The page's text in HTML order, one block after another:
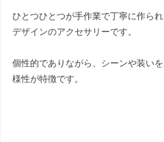
ひとつひとつが手作業で丁寧に作ら
デザインのアクセサリーです。
個性的でありながら、シーンや装い
様性が特徴です。